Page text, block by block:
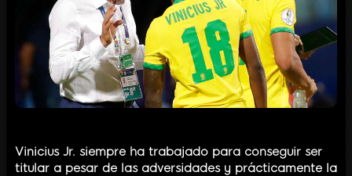
Vinicius Jr. siempre ha trabajado para conseguir ser
titular a pesar de las adversidades y prácticamente la